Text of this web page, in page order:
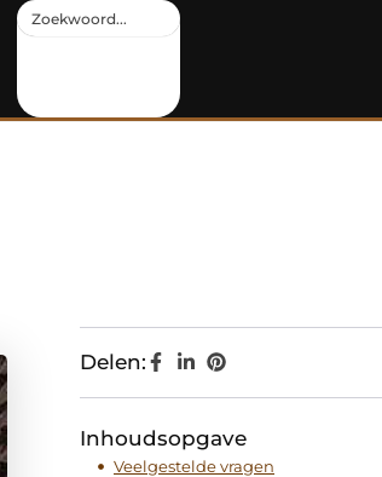
Delen:
Inhoudsopgave
Veelgestelde vragen